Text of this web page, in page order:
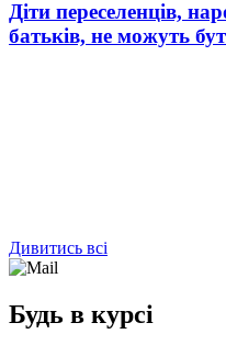
Діти переселенців,
батьків, не можуть
Дивитись всі
Будь в курсі